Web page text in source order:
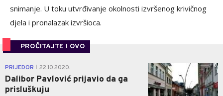
snimanje. U toku utvrđivanje okolnosti izvršenog krivičnog
djela i pronalazak izvršioca.
PROČITAJTE I OVO
PRIJEDOR 22.10.2020.
Dalibor Pavlović prijavio da ga
prisluškuju
0